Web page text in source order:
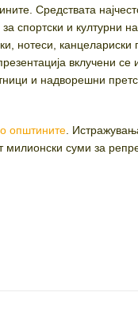
Средствата
спортски и културни
нотеси, канцелариски
вклучени се
и надворешни
општините.
суми за